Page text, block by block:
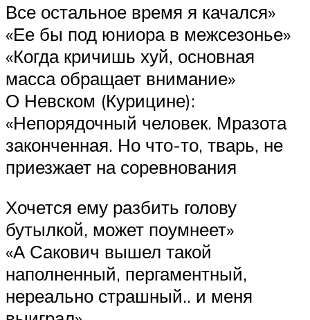
Все остальное время я качался»
«Ее бы под юниора в межсезонье»
«Когда кричишь хуй, основная
масса обращает внимание»
О Невском (Курицине):
«Непорядочный человек. Мразота
законченная. Но что-то, тварь, не
приезжает на соревнования
Хочется ему разбить голову
бутылкой, может поумнеет»
«А Сакович вышел такой
наполненный, пергаментный,
нереально страшный.. и меня